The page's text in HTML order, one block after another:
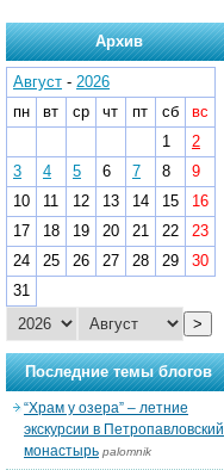
Архив
Август - 2026
пн
вт ср чт пт сб
вс
1
2
3
4 5 6 7 8
9
10
11 12 13 14 15
16
17
18 19 20 21 22
23
24
25 26 27 28 29
30
31
>
Последние темы блогов
“Храм у озера” – летние
экскурсии в Петропавловский
монастырь palomnik